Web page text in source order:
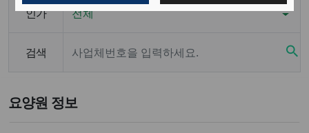
인가 전체
검색 search
요양원 정보